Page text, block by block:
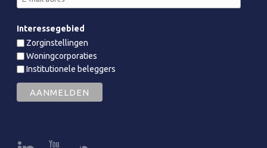
Interessegebied
Zorginstellingen
Woningcorporaties
Institutionele beleggers